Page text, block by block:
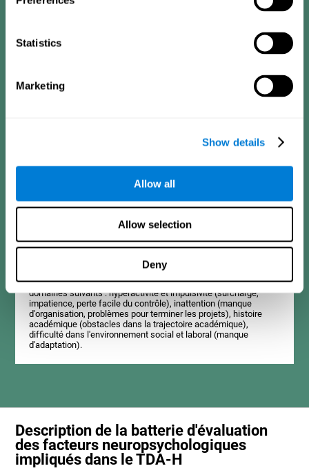
Statistics
Marketing
Show details
Allow all
Allow selection
Deny
Critères de diagnostic pour les adolescents de 13
répondre et qui peuvent être remplis par le tuteur ou le proche en
charge de l’évaluation. Le questionnaire contient des questions
concernant les domaines suivants : hyperactivité ou impulsivité
apprentissage et développement (difficultés académiques,
Critères de diagnostic pour les adultes
Cela consiste en une série d’items auxquels il est facile de
répondre et qui peuvent être remplis par le professionnel en
charge de l’évaluation ou par la personne qui réalise le test de
TDA-H. Le questionnaire contient des questions concernant les
domaines suivants : hyperactivité et impulsivité (surcharge,
impatience, perte facile du contrôle), inattention (manque
d'organisation, problèmes pour terminer les projets), histoire
académique (obstacles dans la trajectoire académique),
difficulté dans l'environnement social et laboral (manque
d'adaptation).
Description de la batterie d'évaluation
des facteurs neuropsychologiques
impliqués dans le TDA-H